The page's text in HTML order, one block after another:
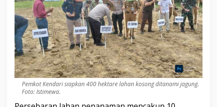
e
c
a
m
a
t
a
n
B
a
u
Pemkot Kendari siapkan 400 hektare lahan kosong ditanami jagung.
Foto: Istimewa.